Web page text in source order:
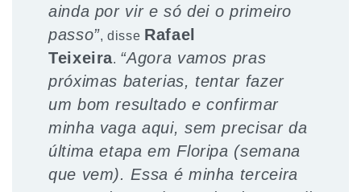
ainda por vir e só dei o primeiro
passo”, disse Rafael
Teixeira. “Agora vamos pras
próximas baterias, tentar fazer
um bom resultado e confirmar
minha vaga aqui, sem precisar da
última etapa em Floripa (semana
que vem). Essa é minha terceira